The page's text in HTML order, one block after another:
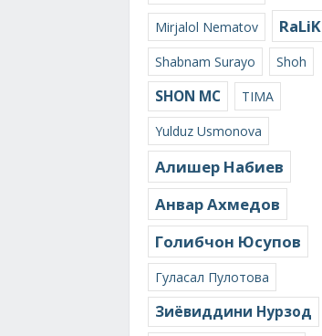
Mirjalol Nematov RaLiK
Shabnam Surayo Shoh
SHON MC
TIMA
Yulduz Usmonova
Алишер Набиев
Анвар Ахмедов
Голибчон Юсупов
Гуласал Пулотова
Зиёвиддини Нурзод